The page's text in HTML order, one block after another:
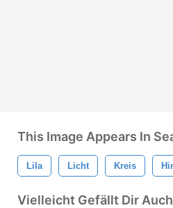
This Image Appears In
Lila Licht Kreis
Vielleicht Gefällt Dir Auch